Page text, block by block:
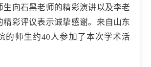
生向石黑老师的精彩演讲以及李老
精彩评议表示诚挚感谢。来自山东
的师生约40人参加了本次学术活